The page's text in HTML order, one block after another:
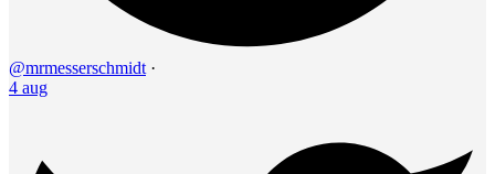
@mrmesserschmidt ·
4 aug